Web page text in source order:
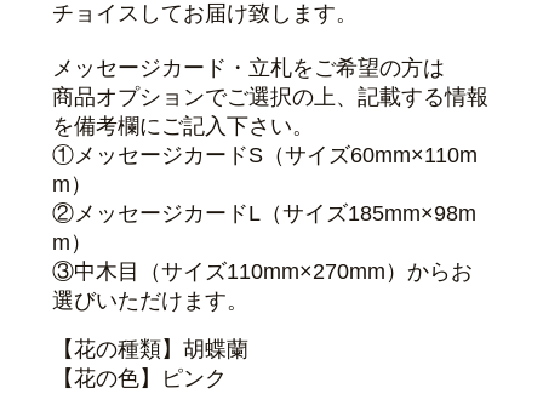
チョイスしてお届け致します。
メッセージカード・立札をご希望の方は
商品オプションでご選択の上、記載する情報
を備考欄にご記入下さい。
①メッセージカードS（サイズ60mm×110m
m）
②メッセージカードL（サイズ185mm×98m
m）
③中木目（サイズ110mm×270mm）からお
選びいただけます。
【花の種類】胡蝶蘭
【花の色】ピンク